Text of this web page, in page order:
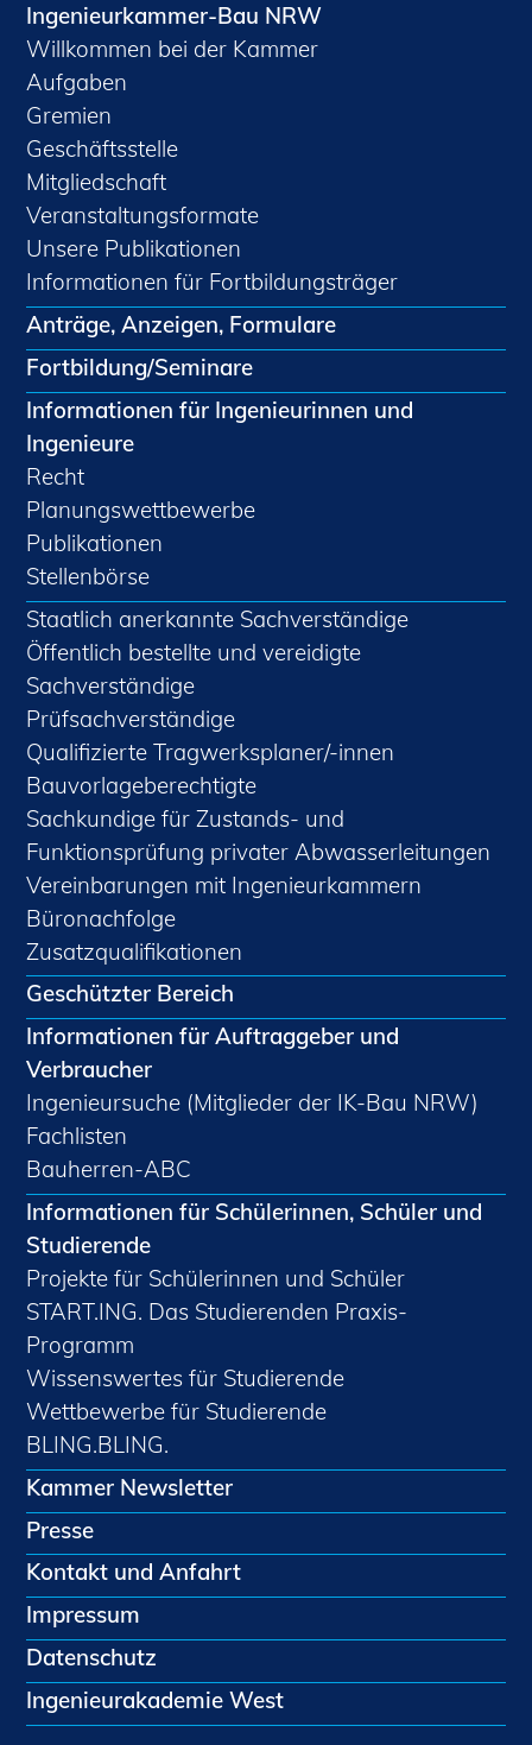
Ingenieurkammer-Bau NRW
Willkommen bei der Kammer
Aufgaben
Gremien
Geschäftsstelle
Mitgliedschaft
Veranstaltungsformate
Unsere Publikationen
Informationen für Fortbildungsträger
Anträge, Anzeigen, Formulare
Fortbildung/Seminare
Informationen für Ingenieurinnen und
Ingenieure
Recht
Planungswettbewerbe
Publikationen
Stellenbörse
Staatlich anerkannte Sachverständige
Öffentlich bestellte und vereidigte
Sachverständige
Prüfsachverständige
Qualifizierte Tragwerksplaner/-innen
Bauvorlageberechtigte
Sachkundige für Zustands- und
Funktionsprüfung privater Abwasserleitungen
Vereinbarungen mit Ingenieurkammern
Büronachfolge
Zusatzqualifikationen
Geschützter Bereich
Informationen für Auftraggeber und
Verbraucher
Ingenieursuche (Mitglieder der IK-Bau NRW)
Fachlisten
Bauherren-ABC
Informationen für Schülerinnen, Schüler und
Studierende
Projekte für Schülerinnen und Schüler
START.ING. Das Studierenden Praxis-
Programm
Wissenswertes für Studierende
Wettbewerbe für Studierende
BLING.BLING.
Kammer Newsletter
Presse
Kontakt und Anfahrt
Impressum
Datenschutz
Ingenieurakademie West